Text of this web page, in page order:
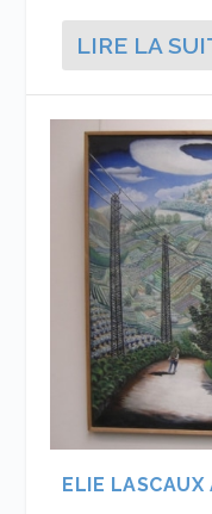
LIRE LA
ELIE LASCAUX